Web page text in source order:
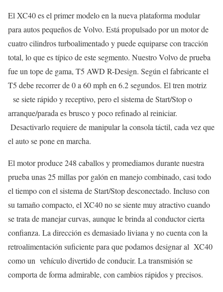
El XC40 es el primer modelo en la nueva plataforma modular
para autos pequeños de Volvo. Está propulsado por un motor de
cuatro cilindros turboalimentado y puede equiparse con tracción
total, lo que es típico de este segmento. Nuestro Volvo de prueba
fue un tope de gama, T5 AWD R-Design. Según el fabricante el
T5 debe recorrer de 0 a 60 mph en 6.2 segundos. El tren motriz
se siete rápido y receptivo, pero el sistema de Start/Stop o
arranque/parada es brusco y poco refinado al reiniciar.
Desactivarlo requiere de manipular la consola táctil, cada vez que
el auto se pone en marcha.
El motor produce 248 caballos y promediamos durante nuestra
prueba unas 25 millas por galón en manejo combinado, casi todo
el tiempo con el sistema de Start/Stop desconectado. Incluso con
su tamaño compacto, el XC40 no se siente muy atractivo cuando
se trata de manejar curvas, aunque le brinda al conductor cierta
confianza. La dirección es demasiado liviana y no cuenta con la
retroalimentación suficiente para que podamos designar al XC40
como un vehículo divertido de conducir. La transmisión se
comporta de forma admirable, con cambios rápidos y precisos.